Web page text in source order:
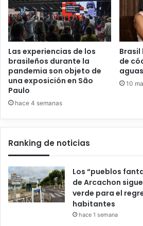
Las experiencias de los
brasileños durante la
pandemia son objeto de
una exposición en São
Paulo
hace 4 semanas
de
10
Ranking de noticias
Los “pueblos
de Arcachon
verde para el
habitantes
hace 1 semana